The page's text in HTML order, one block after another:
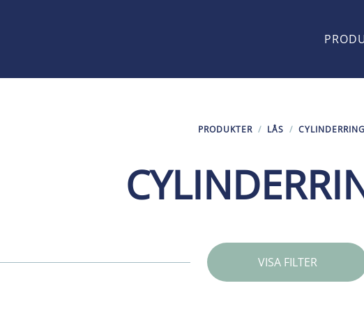
PRODUKTER / LÅS /
VISA FILTER